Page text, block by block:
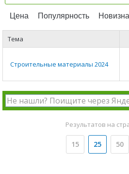
Цена Популярность Новизна
Тема
Строительные материалы 2024
Результатов на
15 25 50